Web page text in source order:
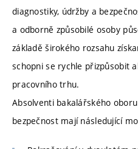
diagnostiky, údržby a
a odborně způsobilé osoby
základě širokého rozsahu
schopni se rychle přizpůsobit
pracovního trhu.
Absolventi bakalářského
bezpečnost mají následující